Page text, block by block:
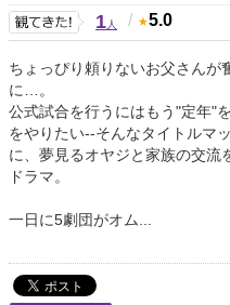
1人 / 5.0
ちょっぴり頼りないお父さんが
に…。
公式試合を行うにはもう"定年"
をやりたい--そんなタイトルマ
に、夢見るオヤジと家族の交流
ドラマ。
一日に5劇団がオム...